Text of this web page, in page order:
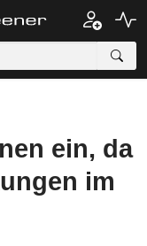
ein, da
im